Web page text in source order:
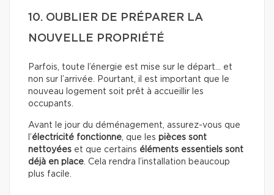
10. OUBLIER DE PRÉPARER LA
NOUVELLE PROPRIÉTÉ
Parfois, toute l’énergie est mise sur le départ… et
non sur l’arrivée. Pourtant, il est important que le
nouveau logement soit prêt à accueillir les
occupants.
Avant le jour du déménagement, assurez-vous que
l’électricité fonctionne, que les pièces sont
nettoyées et que certains éléments essentiels sont
déjà en place. Cela rendra l’installation beaucoup
plus facile.